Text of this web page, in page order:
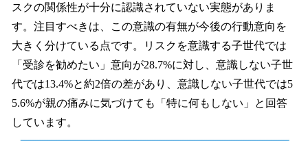
スクの関係性が十分に認識されていない実態がありま
す。注目すべきは、この意識の有無が今後の行動意向を
大きく分けている点です。リスクを意識する子世代では
「受診を勧めたい」意向が28.7%に対し、意識しない子世
代では13.4%と約2倍の差があり、意識しない子世代では5
5.6%が親の痛みに気づけても「特に何もしない」と回答
しています。